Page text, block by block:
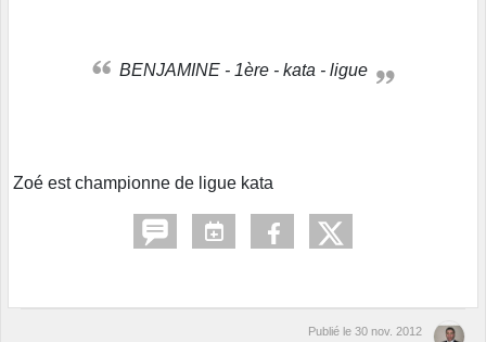
BENJAMINE - 1ère - kata - ligue
Zoé est championne de ligue kata
Publié le 30 nov. 2012